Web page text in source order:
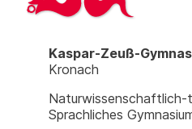
Kaspar-Zeuß-
Kronach
Naturwissenschaftlich-
Sprachliches